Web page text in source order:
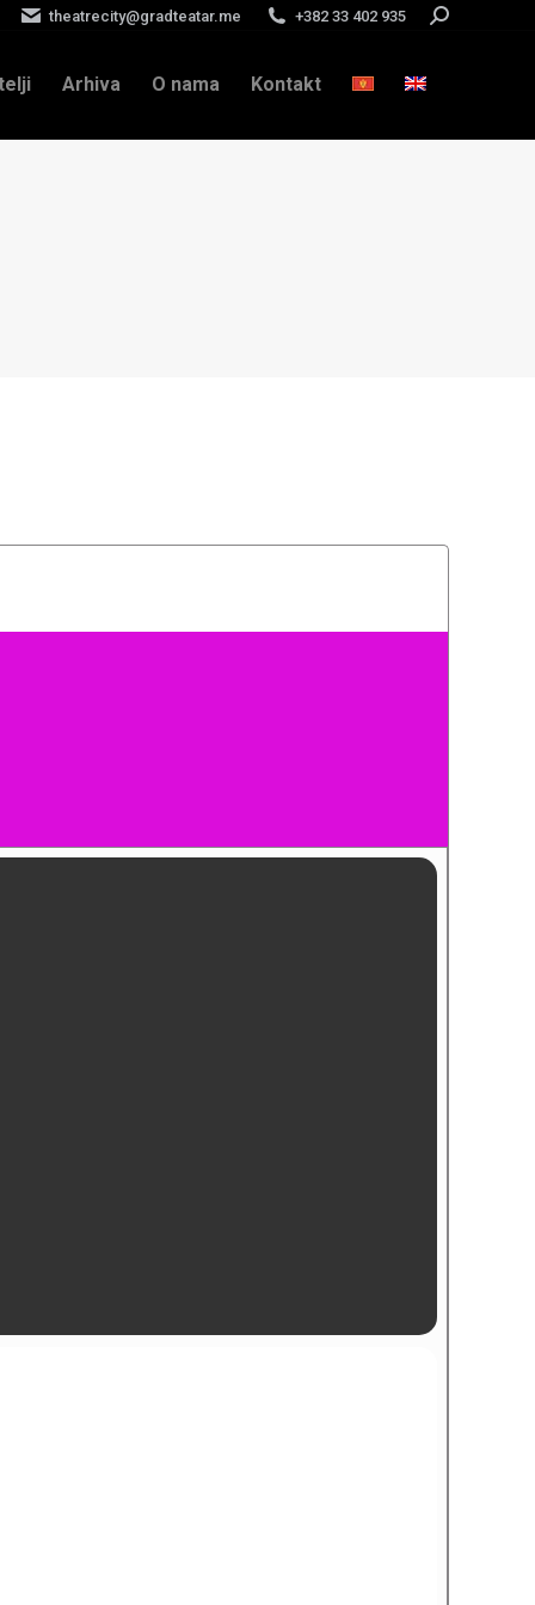
theatrecity@gradteatar.me +382 33 402 935 Search:
Arhiva O nama Kontakt